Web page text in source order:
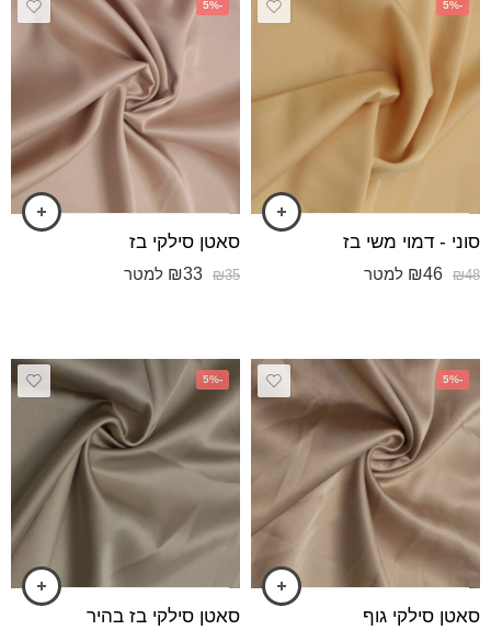
-5%
סוני - דמוי משי בז
₪48
₪46 למטר
-5%
סאטן סילקי בז
₪35
₪33 למטר
-5%
סאטן סילקי גוף
-5%
סאטן סילקי בז בהיר